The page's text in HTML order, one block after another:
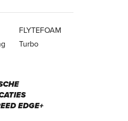
FLYTEFOAM
Turbo
EDGE+